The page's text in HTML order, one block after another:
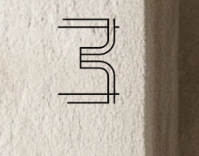
Ir
para
o
conteúdo